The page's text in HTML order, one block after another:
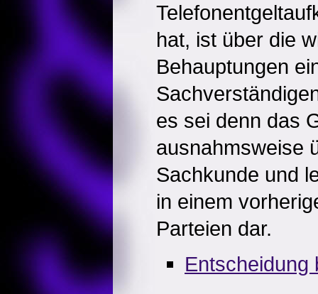
hat, ist über die
Behauptungen
es sei denn das
ausnahmsweise
Sachkunde und
in einem
Parteien dar.
Entscheidung